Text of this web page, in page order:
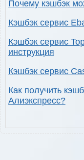
Почему кэшбэк
Кэшбэк сервис
Кэшбэк сервис
инструкция
Кэшбэк сервис
Как получить
Алиэкспресс?